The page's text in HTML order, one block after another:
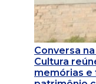
Conversa
Cultura
memórias e